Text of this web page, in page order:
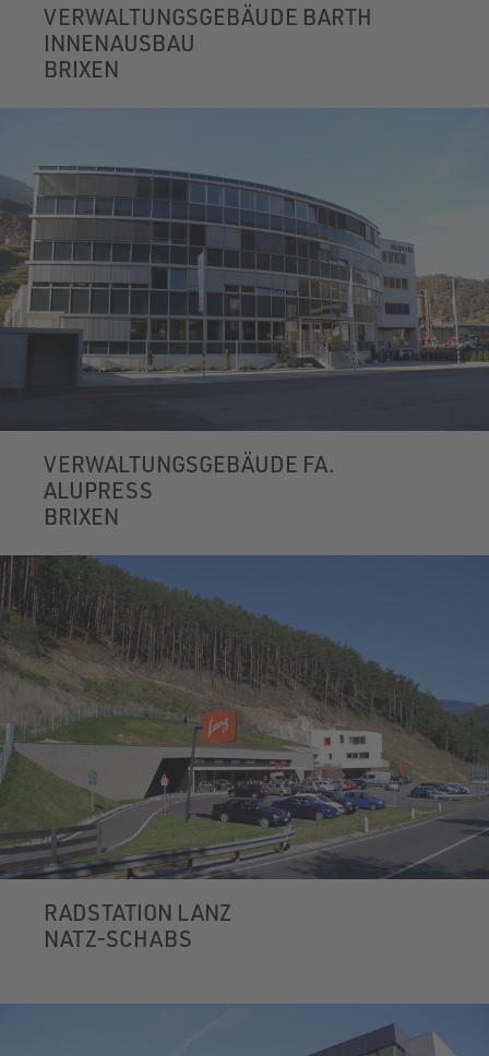
VERWALTUNGSGEBÄUDE BARTH
INNENAUSBAU
BRIXEN
VERWALTUNGSGEBÄUDE FA.
ALUPRESS
BRIXEN
RADSTATION LANZ
NATZ-SCHABS